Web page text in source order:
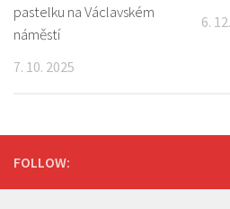
pastelku na Václavském
náměstí
7. 10. 2025
6.
FOLLOW: